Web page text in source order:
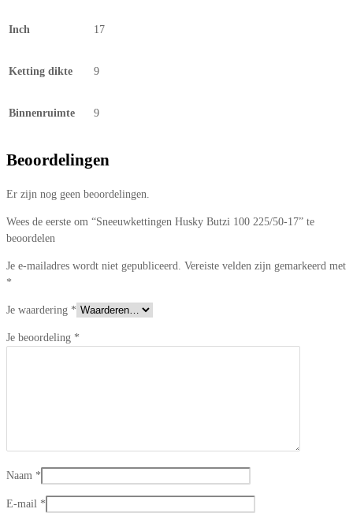
Inch 17
Ketting dikte 9
Binnenruimte 9
Beoordelingen
Er zijn nog geen beoordelingen.
Wees de eerste om “Sneeuwkettingen Husky Butzi 100 225/50-17” te
beoordelen
Je e-mailadres wordt niet gepubliceerd. Vereiste velden zijn gemarkeerd met
*
Je waardering *
Je beoordeling *
Naam *
E-mail *